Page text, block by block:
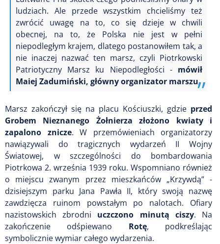
ludziach. Ale przede wszystkim chcieliśmy też
zwrócić uwagę na to, co się dzieje w chwili
obecnej,
na to, że Polska nie jest w pełni
niepodległym krajem, dlatego postanowiłem tak, a
nie inaczej nazwać ten marsz, czyli Piotrkowski
Patriotyczny Marsz ku Niepodległości - mówił
Maiej Zadumiński, główny organizator marszu
Marsz zakończył się na placu Kościuszki, gdzie przed
Grobem Nieznanego Żołnierza złożono kwiaty i
zapalono znicze. W przemówieniach organizatorzy
nawiązywali do tragicznych wydarzeń II Wojny
Światowej, w szczególności do bombardowania
Piotrkowa 2. września 1939 roku. Wspomniano również
o miejscu zwanym przez mieszkańców „Krzywdą” -
dzisiejszym parku Jana Pawła II, który swoją nazwę
zawdzięcza ruinom powstałym po nalotach. Ofiary
nazistowskich zbrodni uczczono minutą ciszy. Na
zakończenie odśpiewano Rotę, podkreślając
symbolicznie wymiar całego wydarzenia.